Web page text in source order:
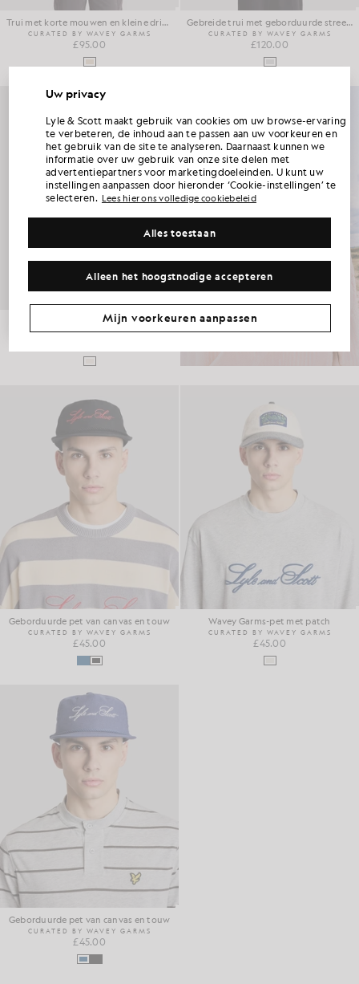
Trui met korte mouwen en kleine driehoekjes
CURATED BY WAVEY GARMS
£95.00
Gebreide trui met geborduurde streepjes
CURATED BY WAVEY GARMS
£120.00
Doorschijnend coachjack
CURATED BY WAVEY GARMS
Geborduurde pet van canvas en touw
CURATED BY WAVEY GARMS
£45.00
Wavey Garms-pet met patch
CURATED BY WAVEY GARMS
£45.00
Geborduurde pet van canvas en touw
CURATED BY WAVEY GARMS
£45.00
Uw privacy
Lyle & Scott maakt gebruik van cookies om uw browse-ervaring
te verbeteren, de inhoud aan te passen aan uw voorkeuren en
het gebruik van de site te analyseren. Daarnaast kunnen we
informatie over uw gebruik van onze site delen met
advertentiepartners voor marketingdoeleinden. U kunt uw
instellingen aanpassen door hieronder ‘Cookie-instellingen’ te
selecteren.
Lees hier ons volledige cookiebeleid
Alleen het hoogstnodige accepteren
Alles toestaan
Mijn voorkeuren aanpassen
ONTVANG 15% KORTING OP JE EERSTE
BESTELLING
Word lid van Club Lyle & Scott en ontvang als eerste informatie over nieuwe collecties,
samenwerkingen en seizoensuitverkoop exclusief voor leden, plus een unieke
welkomstcode waarmee je 15% korting krijgt.
Heeft u nog andere communicatievoorkeuren?
MIJN AANBIEDING CLAIMEN